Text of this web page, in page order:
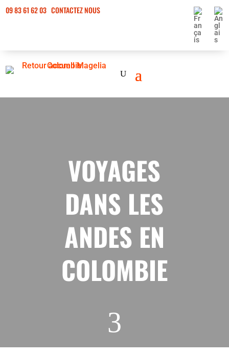
09 83 61 62 03 CONTACTEZ NOUS
VOYAGES
DANS LES
ANDES EN
COLOMBIE
3